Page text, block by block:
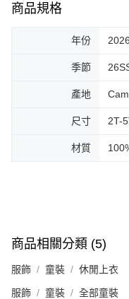
商品規格
年份 2026
季節
產地
尺寸 2T-
材質
商品相關分類 (5)
服飾 童裝 休閒上衣
服飾 童裝 全部童裝